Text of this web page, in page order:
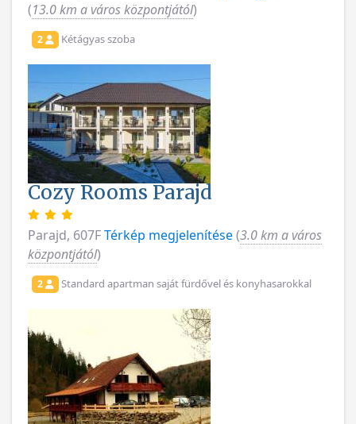
(13.0 km a város központjától)
2 Kétágyas szoba
Cozy Rooms Parajd
Parajd, 607FTérkép megjelenítése(3.0 km a város
központjától)
2 Standard apartman saját fürdővel és konyhasarokkal